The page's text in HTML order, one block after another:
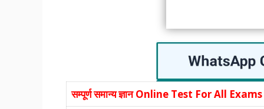
सम्पूर्ण समान्य ज्ञानOnline Test For All Exams